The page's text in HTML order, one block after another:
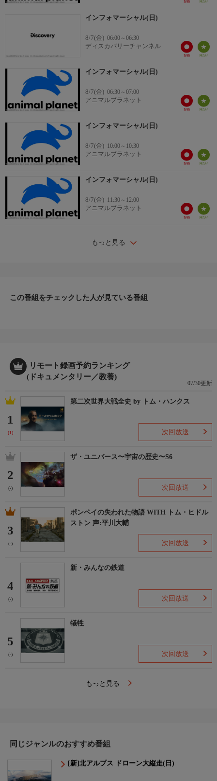
インフォマーシャル(日)
8/7(金) 06:00～06:30
ディスカバリーチャンネル
インフォマーシャル(日)
8/7(金) 06:30～07:00
アニマルプラネット
インフォマーシャル(日)
8/7(金) 10:00～10:30
アニマルプラネット
インフォマーシャル(日)
8/7(金) 11:30～12:00
アニマルプラネット
もっと見る
この番組をチェックした人が見ている番組
リモート録画予約ランキング
(ドキュメンタリー／教養)
07/30更新
1
(1)
第二次世界大戦全史 by トム・ハンクス
次回放送
2
(-)
ザ・ユニバース〜宇宙の歴史〜S6
次回放送
3
(-)
ポンペイの失われた物語 WITH トム・ヒドル
ストン 声:平川大輔
次回放送
4
(-)
新・みんなの鉄道
次回放送
5
(-)
犠牲
次回放送
もっと見る
同じジャンルのおすすめ番組
[新]北アルプス ドローン大縦走(日)